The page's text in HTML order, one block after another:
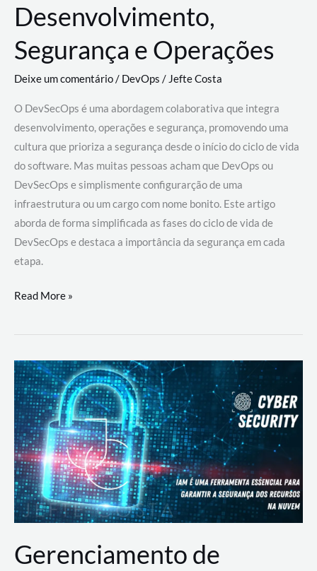
Desenvolvimento,
Segurança e Operações
Deixe um comentário/ DevOps /Jefte Costa
O DevSecOps é uma abordagem colaborativa que integra
desenvolvimento, operações e segurança, promovendo uma
cultura que prioriza a segurança desde o início do ciclo de vida
do software. Mas muitas pessoas acham que DevOps ou
DevSecOps e simplismente configurarção de uma
infraestrutura ou um cargo com nome bonito. Este artigo
aborda de forma simplificada as fases do ciclo de vida de
DevSecOps e destaca a importância da segurança em cada
etapa.
DevSecOps
Prática:
Desenvolvimento,
Segurança
e
Operações
Read More »
Gerenciamento de